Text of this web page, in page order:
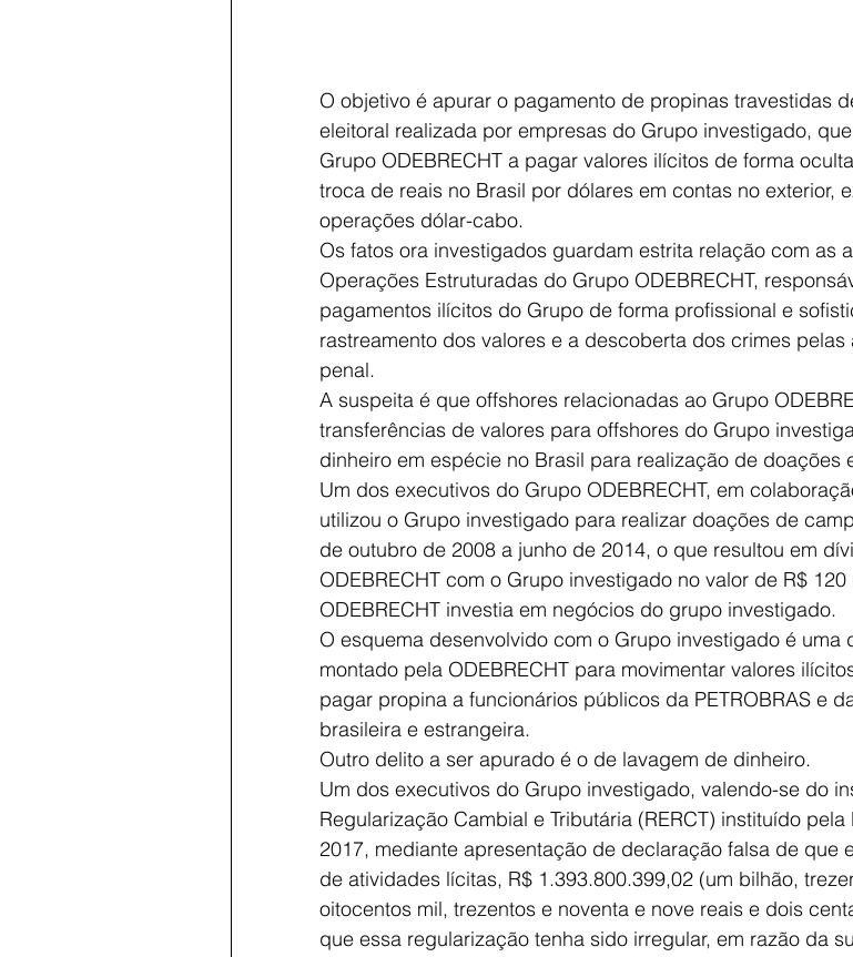
O objetivo é apurar o pagamento de propinas travestidas
eleitoral realizada por empresas do Grupo investigado,
Grupo ODEBRECHT a pagar valores ilícitos de forma
troca de reais no Brasil por dólares em contas no exterior,
operações dólar-cabo.
Os fatos ora investigados guardam estrita relação com as
Operações Estruturadas do Grupo ODEBRECHT,
pagamentos ilícitos do Grupo de forma profissional e
rastreamento dos valores e a descoberta dos crimes
penal.
A suspeita é que offshores relacionadas ao Grupo
transferências de valores para offshores do Grupo
dinheiro em espécie no Brasil para realização de doações
Um dos executivos do Grupo ODEBRECHT, em
utilizou o Grupo investigado para realizar doações de
de outubro de 2008 a junho de 2014, o que resultou em
ODEBRECHT com o Grupo investigado no valor de R$
ODEBRECHT investia em negócios do grupo investigado.
O esquema desenvolvido com o Grupo investigado é uma
montado pela ODEBRECHT para movimentar valores
pagar propina a funcionários públicos da PETROBRAS e
brasileira e estrangeira.
Outro delito a ser apurado é o de lavagem de dinheiro.
Um dos executivos do Grupo investigado, valendo-se do
Regularização Cambial e Tributária (RERCT) instituído
2017, mediante apresentação de declaração falsa de que
de atividades lícitas, R$ 1.393.800.399,02 (um bilhão,
oitocentos mil, trezentos e noventa e nove reais e dois
que essa regularização tenha sido irregular, em razão da